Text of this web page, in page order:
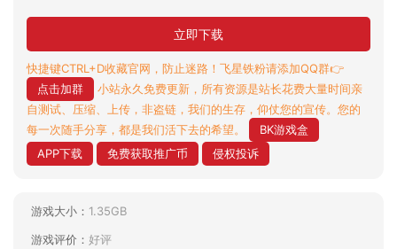
立即下载
快捷键CTRL+D收藏官网，防止迷路！飞星铁粉请添加QQ群👉
点击加群
小站永久免费更新，所有资源是站长花费大量时间亲
自测试、压缩、上传，非盗链，我们的生存，仰仗您的宣传。您的
每一次随手分享，都是我们活下去的希望。
BK游戏盒
APP下载
免费获取推广币 侵权投诉
游戏大小： 1.35GB
游戏评价： 好评